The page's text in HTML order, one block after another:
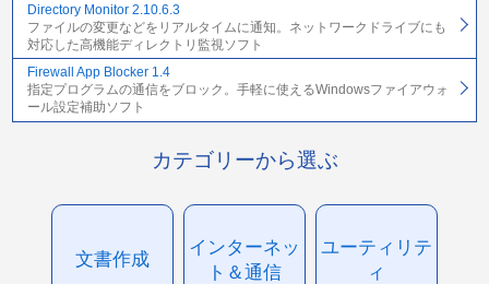
Directory Monitor 2.10.6.3
ファイルの変更などをリアルタイムに通知。ネットワークドライブにも
対応した高機能ディレクトリ監視ソフト
Firewall App Blocker 1.4
指定プログラムの通信をブロック。手軽に使えるWindowsファイアウォ
ール設定補助ソフト
カテゴリーから選ぶ
文書作成
インターネッ
ト＆通信
ユーティリテ
ィ